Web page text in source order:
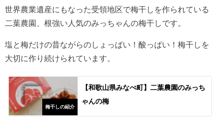
世界農業遺産にもなった受領地区で梅干しを作られている
二葉農園、根強い人気のみっちゃんの梅干しです。
塩と梅だけの昔ながらのしょっぱい！酸っぱい！梅干しを
大切に作り続けられています。
梅干しの紹介
【和歌山県みなべ町】二葉農園のみっち
ゃんの梅